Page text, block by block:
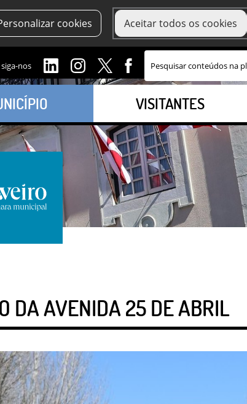
cookies Aceitar todos os cookies
siga-nos
VISITANTES
DA AVENIDA 25 DE ABRIL